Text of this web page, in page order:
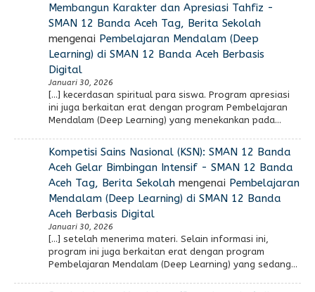
Membangun Karakter dan Apresiasi Tahfiz -
SMAN 12 Banda Aceh Tag, Berita Sekolah
mengenai Pembelajaran Mendalam (Deep
Learning) di SMAN 12 Banda Aceh Berbasis
Digital
Januari 30, 2026
[…] kecerdasan spiritual para siswa. Program apresiasi
ini juga berkaitan erat dengan program Pembelajaran
Mendalam (Deep Learning) yang menekankan pada…
Kompetisi Sains Nasional (KSN): SMAN 12 Banda
Aceh Gelar Bimbingan Intensif - SMAN 12 Banda
Aceh Tag, Berita Sekolahmengenai Pembelajaran
Mendalam (Deep Learning) di SMAN 12 Banda
Aceh Berbasis Digital
Januari 30, 2026
[…] setelah menerima materi. Selain informasi ini,
program ini juga berkaitan erat dengan program
Pembelajaran Mendalam (Deep Learning) yang sedang…